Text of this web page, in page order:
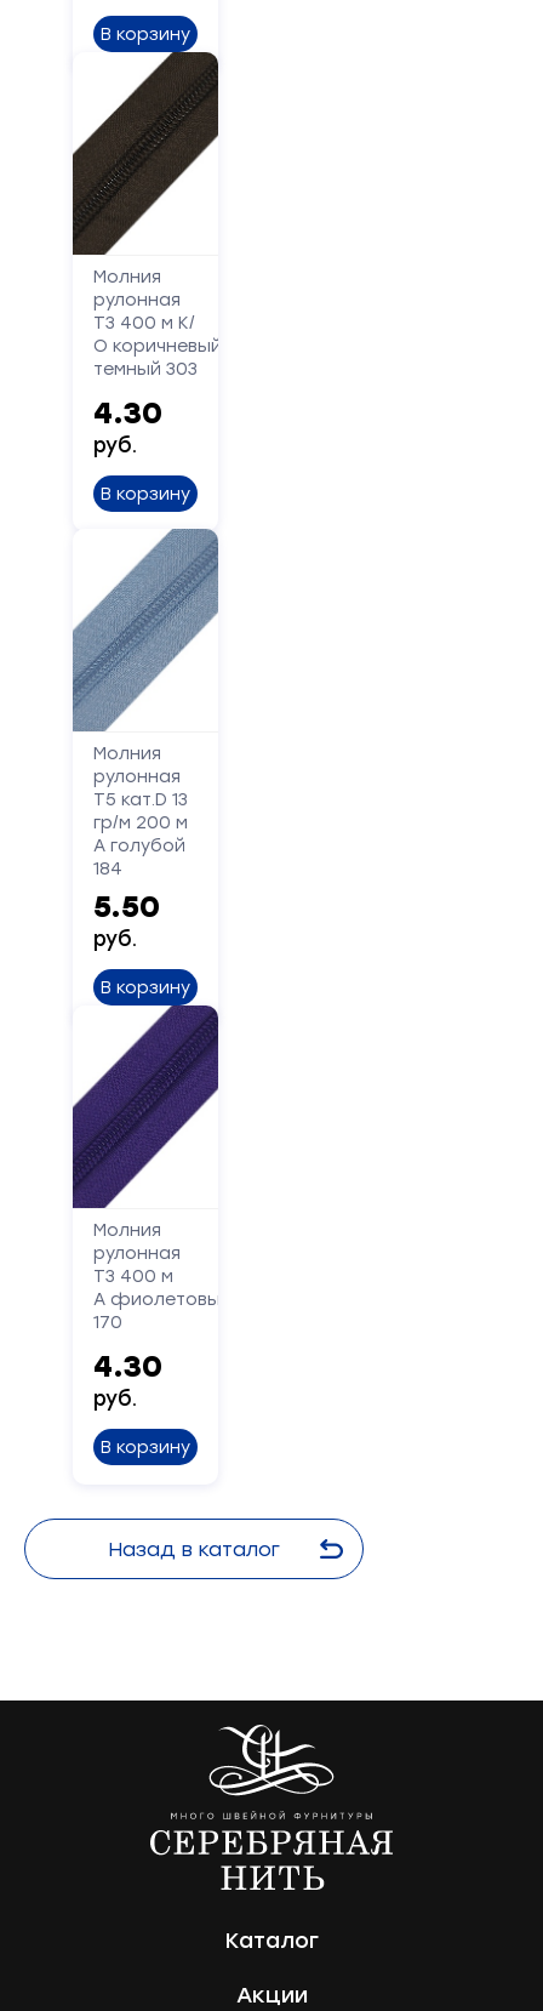
В корзину
Молния
рулонная
Т3 400 м К/
О коричневый
темный 303
4.30
руб.
В корзину
Молния
рулонная
Т5 кат.D 13
гр/м 200 м
А голубой
184
5.50
руб.
В корзину
Молния
рулонная
Т3 400 м
А фиолетовый
170
4.30
руб.
В корзину
Назад в каталог
Каталог
Акции